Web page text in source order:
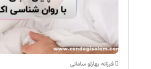
فرزانه بهارلو سامانی